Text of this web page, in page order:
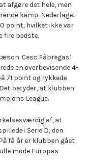
afgøre det hele, men
kamp. Nederlaget
point, hvilket ikke var
fire bedste.
Cesc Fàbregas’
en overbevisende 4-
71 point og rykkede
betyder, at klubben
League.
af, at
i Serie D, den
få år er klubben gået
møde Europas